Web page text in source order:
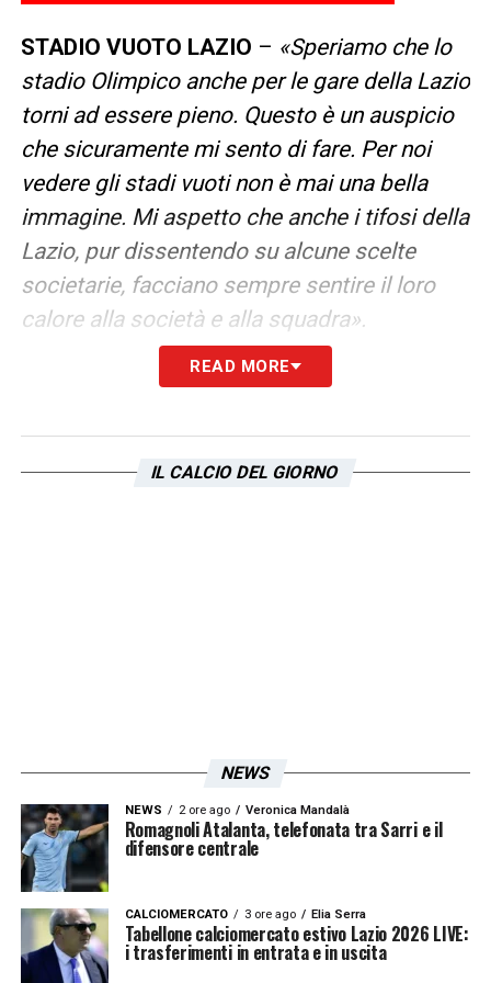
STADIO VUOTO LAZIO – «Speriamo che lo
stadio Olimpico anche per le gare della Lazio
torni ad essere pieno. Questo è un auspicio
che sicuramente mi sento di fare. Per noi
vedere gli stadi vuoti non è mai una bella
immagine. Mi aspetto che anche i tifosi della
Lazio, pur dissentendo su alcune scelte
societarie, facciano sempre sentire il loro
calore alla società e alla squadra».
Il presidente della Lega ha poi sottolineato
partecipazione del pubblico, ma anche la
qualità delle infrastrutture. Secondo
commissarioMassimo Sessa, incaricato di
snellire le procedure burocratiche per la
costruzione o il rinnovamento degli impianti.
READ MORE
IL CALCIO DEL GIORNO
NEWS
NEWS 2 ore ago Veronica Mandalà
Romagnoli Atalanta, telefonata tra Sarri e il
difensore centrale
CALCIOMERCATO 3 ore ago Elia Serra
Tabellone calciomercato estivo Lazio 2026 LIVE:
i trasferimenti in entrata e in uscita